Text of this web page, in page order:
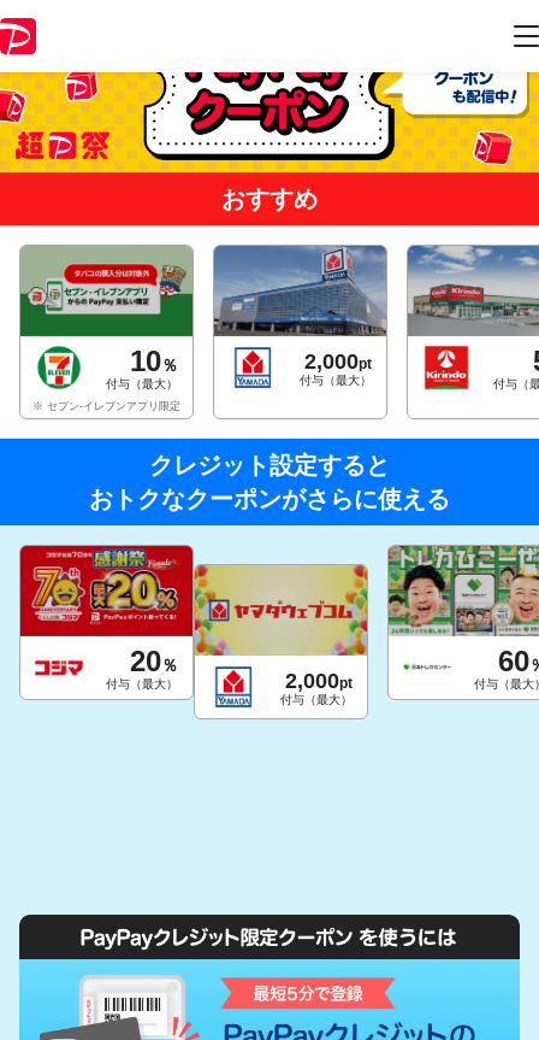
おすすめ
10％
付与（最大）
※ セブン-イレブンアプリ限定
2,000pt
付与（最大） 付与（
クレジット設定すると
おトクなクーポンがさらに使える
20％
付与（最大） 2,000pt
付与（最大）
60
付与（最大